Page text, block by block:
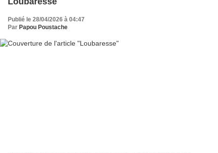
Publié le 28/04/2026 à 04:47
Par Papou Poustache